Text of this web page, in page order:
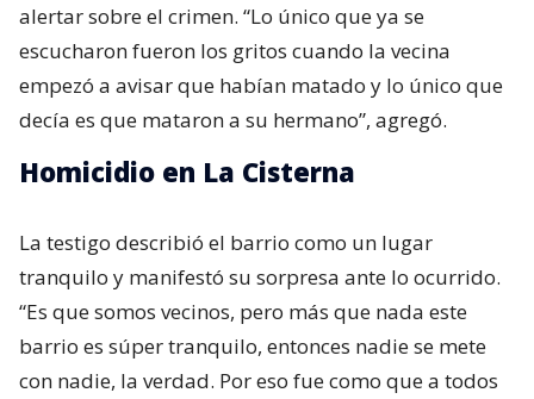
alertar sobre el crimen. “Lo único que ya se
escucharon fueron los gritos cuando la vecina
empezó a avisar que habían matado y lo único que
decía es que mataron a su hermano”, agregó.
Homicidio en La Cisterna
La testigo describió el barrio como un lugar
tranquilo y manifestó su sorpresa ante lo ocurrido.
“Es que somos vecinos, pero más que nada este
barrio es súper tranquilo, entonces nadie se mete
con nadie, la verdad. Por eso fue como que a todos